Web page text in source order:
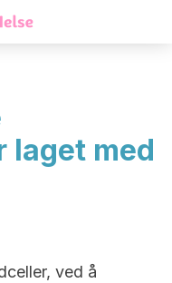
laget med
ved å